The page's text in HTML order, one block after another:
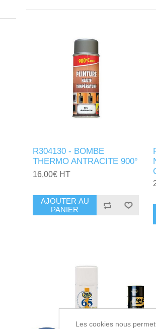
R304130 - BOMBE
THERMO ANTRACITE 900°
16,00€ HT
AJOUTER AU
PANIER
Les cookies nous